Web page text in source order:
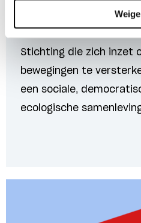
Stichting
Stichting die zich inzet
bewegingen te
een sociale,
ecologische